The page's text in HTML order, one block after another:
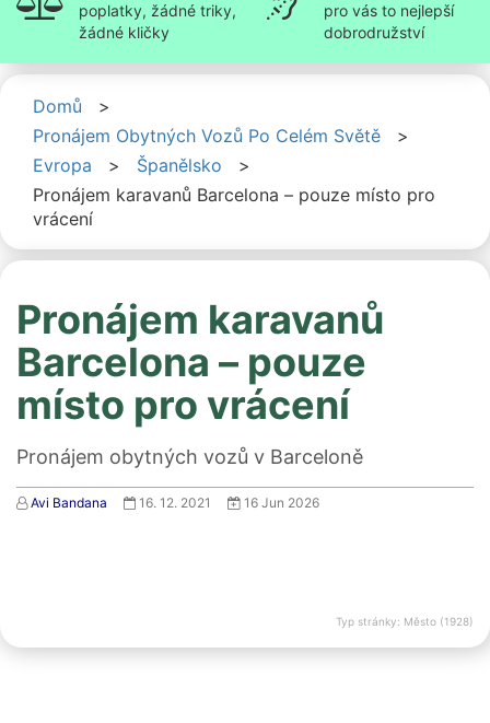
poplatky, žádné triky,
žádné kličky
pro vás to nejlepší
dobrodružství
Domů
>
Pronájem Obytných Vozů Po Celém Světě
>
Evropa
> Španělsko
>
Pronájem karavanů Barcelona – pouze místo pro
vrácení
Pronájem karavanů
Barcelona – pouze
místo pro vrácení
Pronájem obytných vozů v Barceloně
Avi Bandana 16. 12. 2021 16 Jun 2026
Typ stránky: Město (1928)